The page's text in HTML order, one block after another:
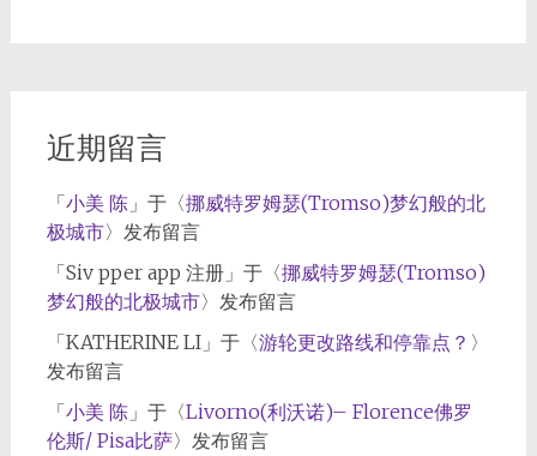
近期留言
「小美 陈」于〈挪威特罗姆瑟(Tromso)梦幻般的北
极城市〉发布留言
「Siv pper app 注册」于〈挪威特罗姆瑟(Tromso)
梦幻般的北极城市〉发布留言
「KATHERINE LI」于〈游轮更改路线和停靠点？ 〉
发布留言
「小美 陈」于〈Livorno(利沃诺)– Florence佛罗
伦斯/ Pisa比萨〉发布留言